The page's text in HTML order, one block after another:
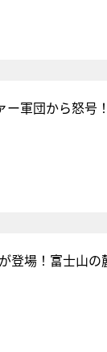
軍団から怒号
登場！富士山